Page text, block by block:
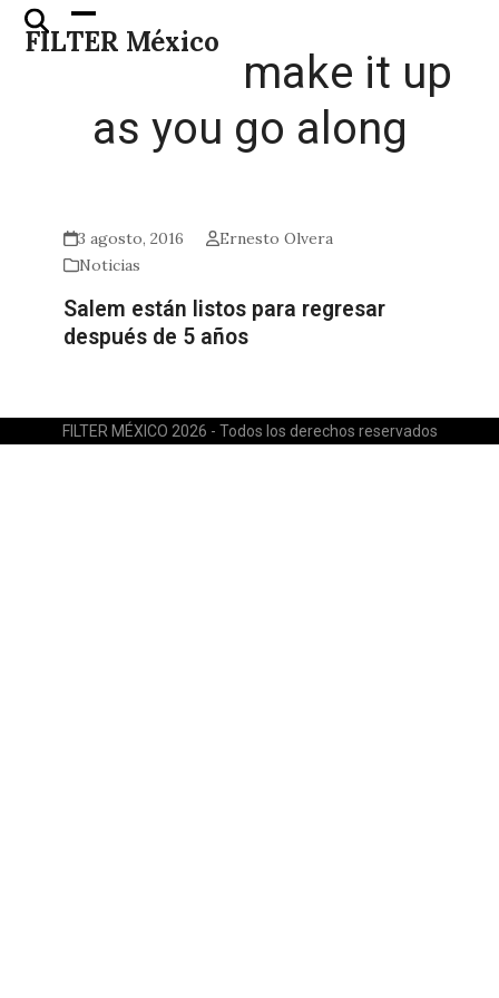
Skip
FILTER México
Open
mobile
Close
mobile
make it up
as you go along
3 agosto, 2016
Ernesto Olvera
Noticias
Salem están listos para regresar
después de 5 años
FILTER MÉXICO 2026 - Todos los derechos reservados